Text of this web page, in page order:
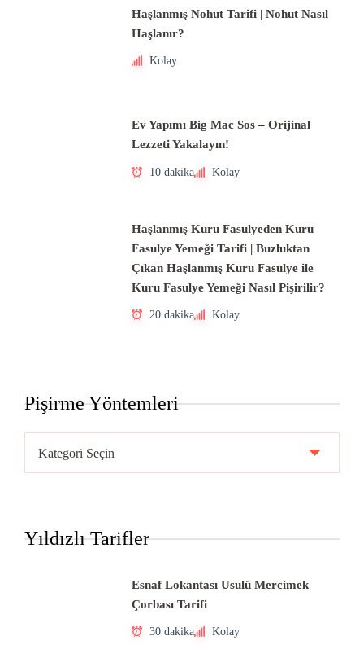
Haşlanmış Nohut Tarifi | Nohut Nasıl
Haşlanır?
Kolay
Ev Yapımı Big Mac Sos – Orijinal
Lezzeti Yakalayın!
10 dakika Kolay
Haşlanmış Kuru Fasulyeden Kuru
Fasulye Yemeği Tarifi | Buzluktan
Çıkan Haşlanmış Kuru Fasulye ile
Kuru Fasulye Yemeği Nasıl Pişirilir?
20 dakika Kolay
Pişirme Yöntemleri
Yöntemleri
Yıldızlı Tarifler
Esnaf Lokantası Usulü Mercimek
Çorbası Tarifi
30 dakika Kolay